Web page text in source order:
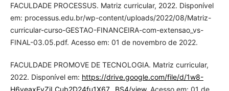
FACULDADE PROCESSUS. Matriz curricular, 2022. Disponível
em: processus.edu.br/wp-content/uploads/2022/08/Matriz-
curricular-curso-GESTAO-FINANCEIRA-com-extensao_vs-
FINAL-03.05.pdf. Acesso em: 01 de novembro de 2022.
FACULDADE PROMOVE DE TECNOLOGIA. Matriz curricular,
2022. Disponível em: https://drive.google.com/file/d/1w8-
H6yeaxEyZjLCub2D24fu1X67__BS4/view. Acesso em: 01 de